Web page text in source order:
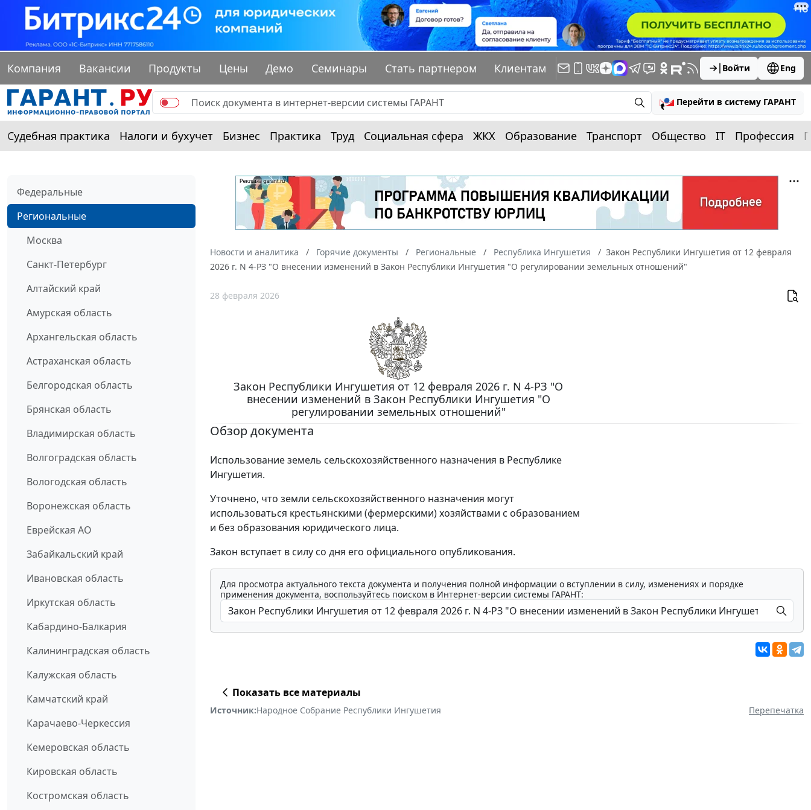
Компания Вакансии Продукты Цены Демо Семинары Стать партнером Клиентам Войти Eng
Перейти в систему ГАРАНТ
Судебная практика Налоги и бухучет Бизнес Практика Труд Социальная сфера ЖКХ Образование Транспорт Общество IT Профессия
Федеральные
Региональные
Москва
Санкт-Петербург
Алтайский край
Амурская область
Архангельская область
Астраханская область
Белгородская область
Брянская область
Владимирская область
Волгоградская область
Вологодская область
Воронежская область
Еврейская АО
Забайкальский край
Ивановская область
Иркутская область
Кабардино-Балкария
Калининградская область
Калужская область
Камчатский край
Карачаево-Черкессия
Кемеровская область
Кировская область
Костромская область
Новости и аналитика Горячие документы Региональные Республика Ингушетия
Закон Республики Ингушетия от 12 февраля
2026 г. N 4-РЗ "О внесении изменений в Закон Республики Ингушетия "О регулировании земельных отношений"
28 февраля 2026
Закон Республики Ингушетия от 12 февраля 2026 г. N 4-РЗ "О
внесении изменений в Закон Республики Ингушетия "О
регулировании земельных отношений"
Обзор документа
Использование земель сельскохозяйственного назначения в Республике
Ингушетия.
Уточнено, что земли сельскохозяйственного назначения могут
использоваться крестьянскими (фермерскими) хозяйствами с образованием
и без образования юридического лица.
Закон вступает в силу со дня его официального опубликования.
Для просмотра актуального текста документа и получения полной информации о вступлении в силу, изменениях и порядке
применения документа, воспользуйтесь поиском в Интернет-версии системы ГАРАНТ:
Показать все материалы
Источник:Народное Собрание Республики Ингушетия Перепечатка